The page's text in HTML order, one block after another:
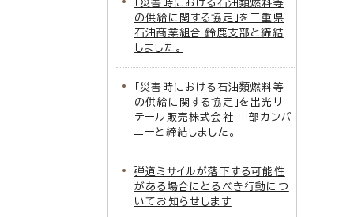
「災害時における石油類燃料等
の供給に関する協定」を三重県
石油商業組合 鈴鹿支部と締結
しました。
「災害時における石油類燃料等
の供給に関する協定」を出光リ
テール販売株式会社 中部カンパ
ニーと締結しました。
弾道ミサイルが落下する可能性
がある場合にとるべき行動につ
いてお知らせします